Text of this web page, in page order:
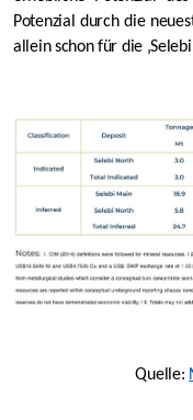
Potenzial durch die
allein schon für die
Quelle: